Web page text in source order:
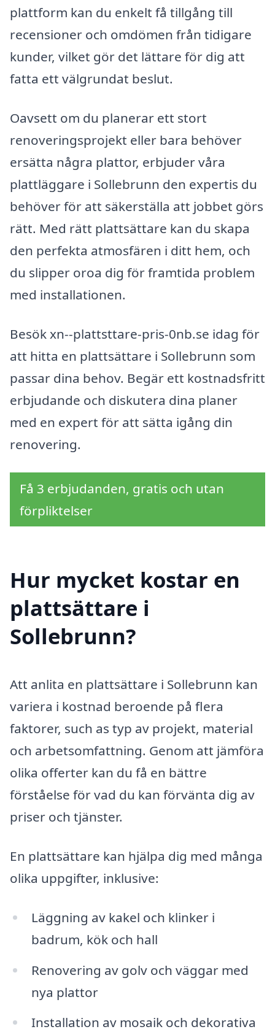
plattform kan du enkelt få tillgång till
recensioner och omdömen från tidigare
kunder, vilket gör det lättare för dig att
fatta ett välgrundat beslut.
Oavsett om du planerar ett stort
renoveringsprojekt eller bara behöver
ersätta några plattor, erbjuder våra
plattläggare i Sollebrunn den expertis du
behöver för att säkerställa att jobbet görs
rätt. Med rätt plattsättare kan du skapa
den perfekta atmosfären i ditt hem, och
du slipper oroa dig för framtida problem
med installationen.
Besök xn--plattsttare-pris-0nb.se idag för
att hitta en plattsättare i Sollebrunn som
passar dina behov. Begär ett kostnadsfritt
erbjudande och diskutera dina planer
med en expert för att sätta igång din
renovering.
Få 3 erbjudanden, gratis och utan
förpliktelser
Hur mycket kostar en
plattsättare i
Sollebrunn?
Att anlita en plattsättare i Sollebrunn kan
variera i kostnad beroende på flera
faktorer, such as typ av projekt, material
och arbetsomfattning. Genom att jämföra
olika offerter kan du få en bättre
förståelse för vad du kan förvänta dig av
priser och tjänster.
En plattsättare kan hjälpa dig med många
olika uppgifter, inklusive:
Läggning av kakel och klinker i
badrum, kök och hall
Renovering av golv och väggar med
nya plattor
Installation av mosaik och dekorativa